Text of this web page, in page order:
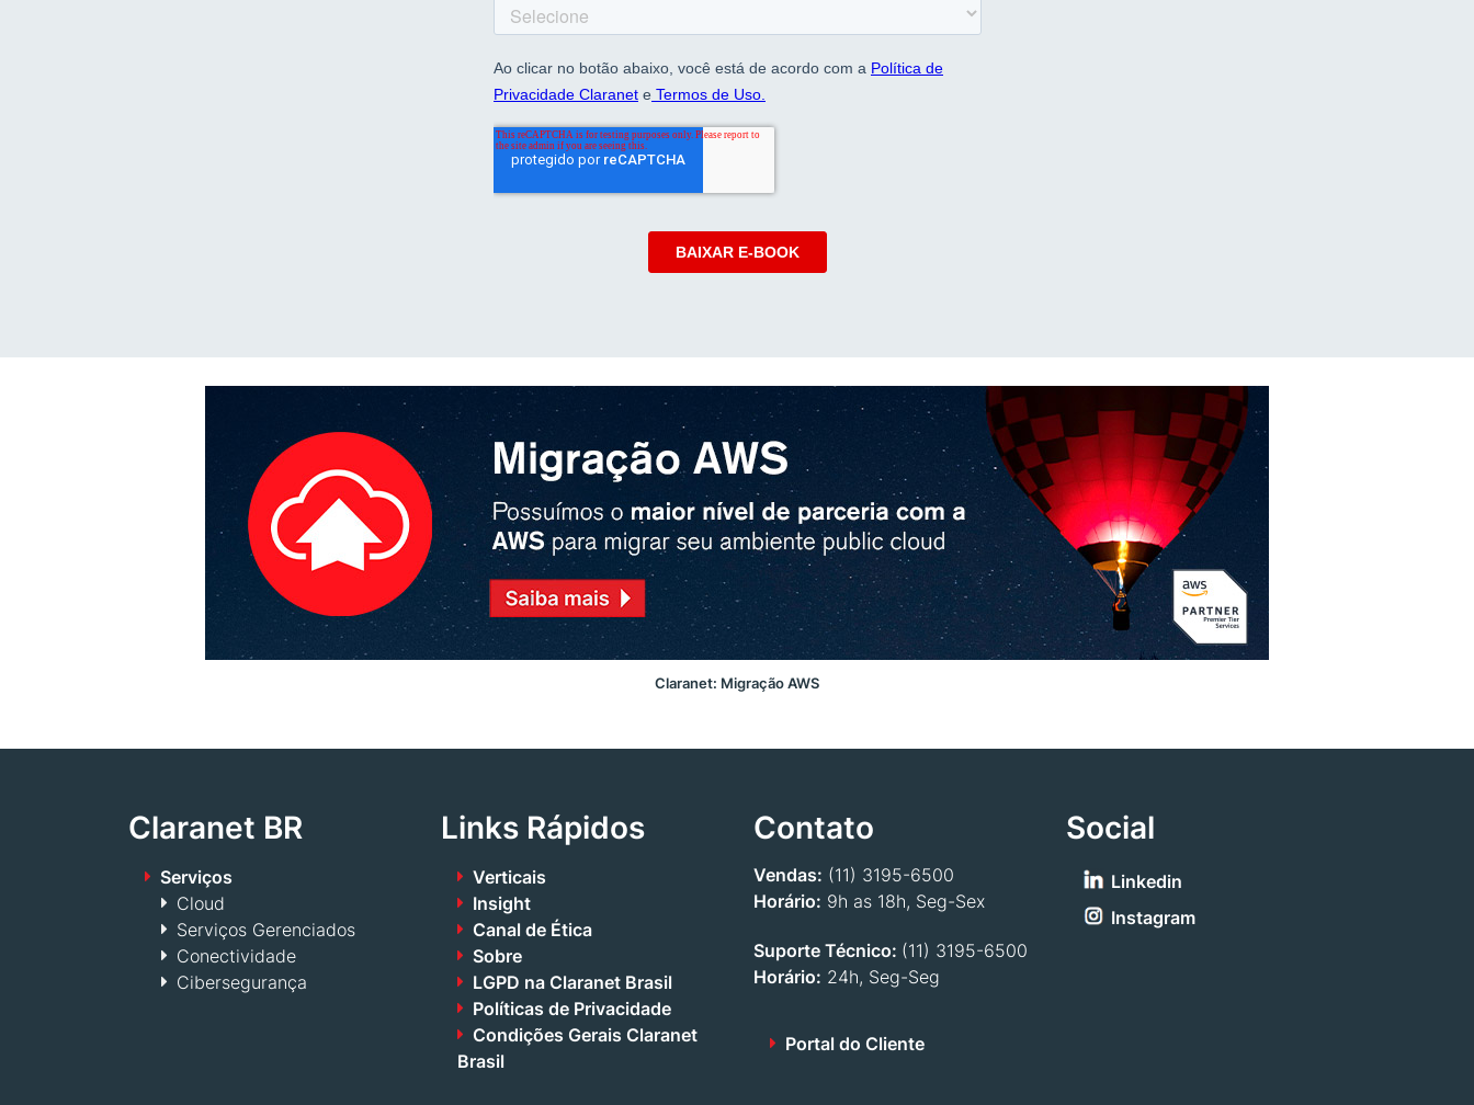
Claranet: Migração AWS
Claranet BR
Serviços
Cloud
Serviços Gerenciados
Conectividade
Cibersegurança
Links Rápidos
Verticais
Insight
Canal de Ética
Sobre
LGPD na Claranet Brasil
Políticas de Privacidade
Condições Gerais Claranet
Brasil
Contato
Vendas: (11) 3195-6500
Horário: 9h as 18h, Seg-Sex
Suporte Técnico: (11) 3195-6500
Horário: 24h, Seg-Seg
Portal do Cliente
Social
Linkedin
Instagram